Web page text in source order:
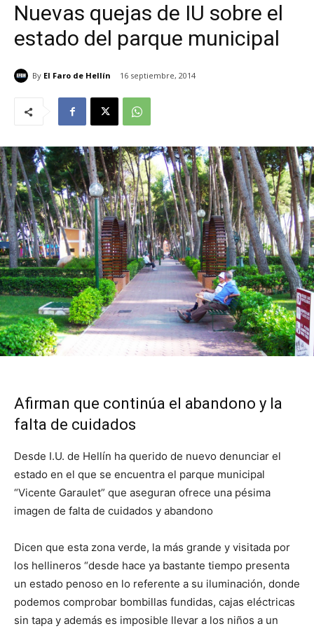
Nuevas quejas de IU sobre el
estado del parque municipal
By El Faro de Hellín 16 septiembre, 2014
Afirman que continúa el abandono y la
falta de cuidados
Desde I.U. de Hellín ha querido de nuevo denunciar el
estado en el que se encuentra el parque municipal
“Vicente Garaulet” que aseguran ofrece una pésima
imagen de falta de cuidados y abandono
Dicen que esta zona verde, la más grande y visitada por
los hellineros “desde hace ya bastante tiempo presenta
un estado penoso en lo referente a su iluminación, donde
podemos comprobar bombillas fundidas, cajas eléctricas
sin tapa y además es imposible llevar a los niños a un